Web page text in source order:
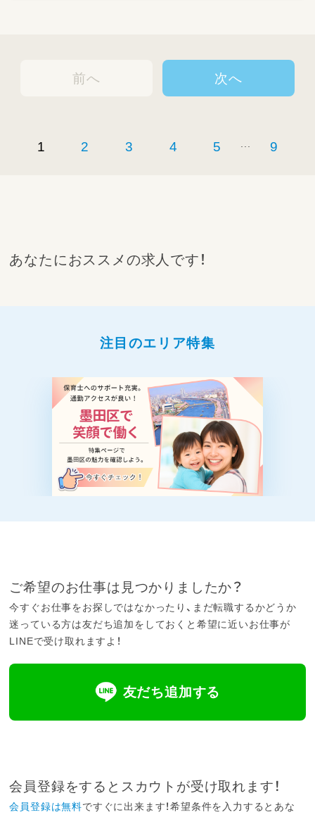
前へ
1 2 3 4 5 9
次へ
あなたにおススメの求人です！
注目のエリア特集
ご希望のお仕事は見つかりましたか？
今すぐお仕事をお探しではなかったり、まだ転職するかどうか
迷っている方は友だち追加をしておくと希望に近いお仕事が
LINEで受け取れますよ！
友だち追加する
会員登録をするとスカウトが受け取れます！
会員登録は無料ですぐに出来ます！希望条件を入力するとあな